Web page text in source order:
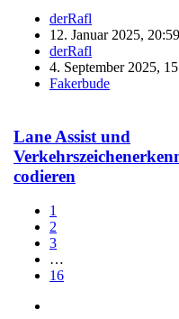
derRafl
12. Januar 2025, 20:59
derRafl
4. September 2025,
Fakerbude
Lane Assist und
codieren
1
2
3
…
16